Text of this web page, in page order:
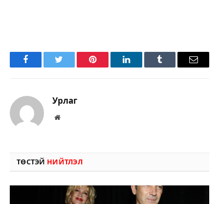
FacebookTwitter Pinterest LinkedInTumblr Имэйл
Урлаг
Вэбсайт
ТӨСТЭЙ НИЙТЛЭЛ